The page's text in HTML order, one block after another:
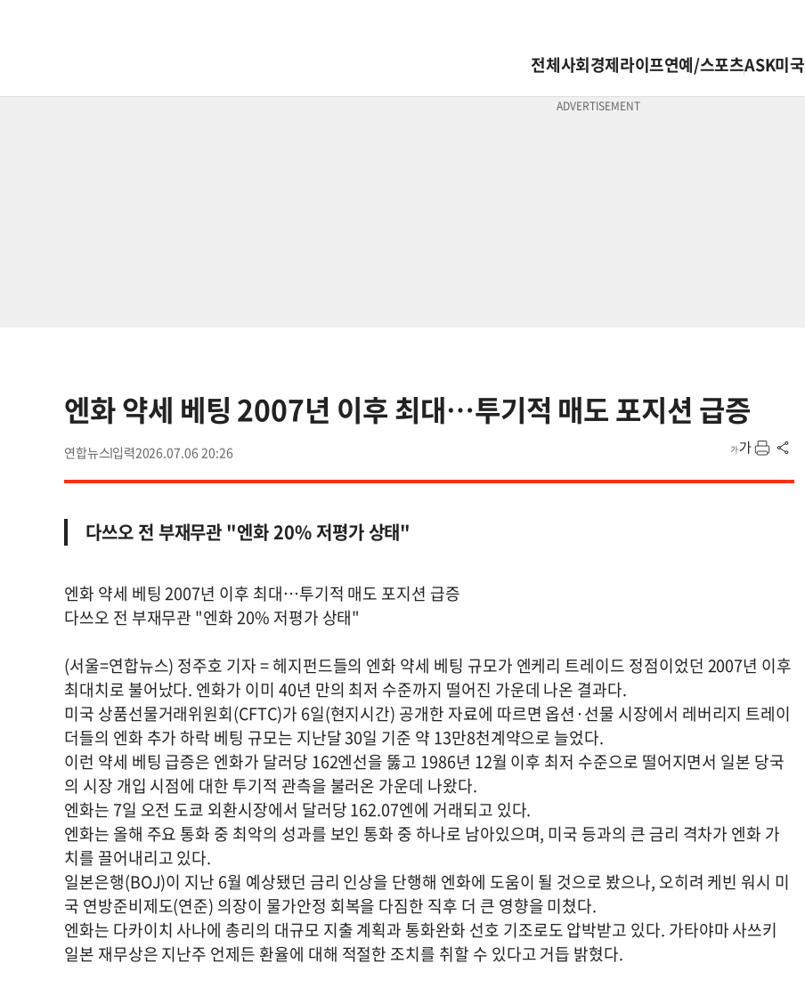
전체사회경제라이프연예/스포츠ASK미국
엔화 약세 베팅 2007년 이후 최대…투기적 매도 포지션 급증
연합뉴스 2026.07.06 20:26
다쓰오 전 부재무관 "엔화 20% 저평가 상태"
엔화 약세 베팅 2007년 이후 최대…투기적 매도 포지션 급증
다쓰오 전 부재무관 "엔화 20% 저평가 상태"
(서울=연합뉴스) 정주호 기자 = 헤지펀드들의 엔화 약세 베팅 규모가 엔케리 트레이드 정점이었던 2007년 이후
최대치로 불어났다. 엔화가 이미 40년 만의 최저 수준까지 떨어진 가운데 나온 결과다.
미국 상품선물거래위원회(CFTC)가 6일(현지시간) 공개한 자료에 따르면 옵션·선물 시장에서 레버리지 트레이
더들의 엔화 추가 하락 베팅 규모는 지난달 30일 기준 약 13만8천계약으로 늘었다.
이런 약세 베팅 급증은 엔화가 달러당 162엔선을 뚫고 1986년 12월 이후 최저 수준으로 떨어지면서 일본 당국
의 시장 개입 시점에 대한 투기적 관측을 불러온 가운데 나왔다.
엔화는 7일 오전 도쿄 외환시장에서 달러당 162.07엔에 거래되고 있다.
엔화는 올해 주요 통화 중 최악의 성과를 보인 통화 중 하나로 남아있으며, 미국 등과의 큰 금리 격차가 엔화 가
치를 끌어내리고 있다.
일본은행(BOJ)이 지난 6월 예상됐던 금리 인상을 단행해 엔화에 도움이 될 것으로 봤으나, 오히려 케빈 워시 미
국 연방준비제도(연준) 의장이 물가안정 회복을 다짐한 직후 더 큰 영향을 미쳤다.
엔화는 다카이치 사나에 총리의 대규모 지출 계획과 통화완화 선호 기조로도 압박받고 있다. 가타야마 사쓰키
일본 재무상은 지난주 언제든 환율에 대해 적절한 조치를 취할 수 있다고 거듭 밝혔다.